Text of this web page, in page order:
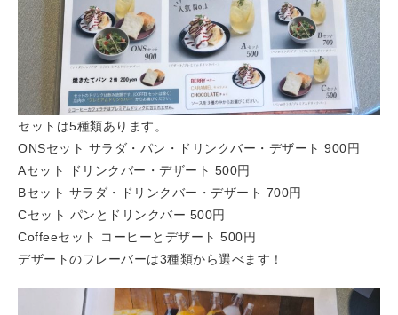
セットは5種類あります。
ONSセット サラダ・パン・ドリンクバー・デザート 900円
Aセット ドリンクバー・デザート 500円
Bセット サラダ・ドリンクバー・デザート 700円
Cセット パンとドリンクバー 500円
Coffeeセット コーヒーとデザート 500円
デザートのフレーバーは3種類から選べます！